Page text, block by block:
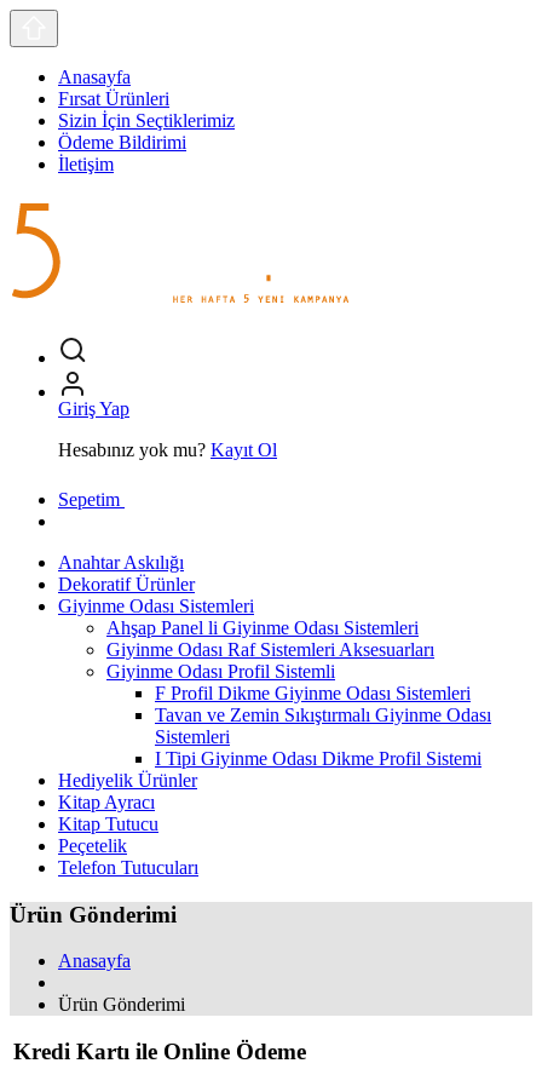
Anasayfa
Fırsat Ürünleri
Sizin İçin Seçtiklerimiz
Ödeme Bildirimi
İletişim
Giriş Yap
Hesabınız yok mu? Kayıt Ol
Sepetim
Anahtar Askılığı
Dekoratif Ürünler
Giyinme Odası Sistemleri
Ahşap Panel li Giyinme Odası Sistemleri
Giyinme Odası Raf Sistemleri Aksesuarları
Giyinme Odası Profil Sistemli
F Profil Dikme Giyinme Odası Sistemleri
Tavan ve Zemin Sıkıştırmalı Giyinme Odası
Sistemleri
I Tipi Giyinme Odası Dikme Profil Sistemi
Hediyelik Ürünler
Kitap Ayracı
Kitap Tutucu
Peçetelik
Telefon Tutucuları
Ürün Gönderimi
Anasayfa
Ürün Gönderimi
Kredi Kartı ile Online Ödeme